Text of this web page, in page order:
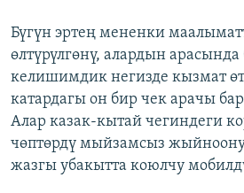
Бүгүн эртең мененки
өлтүрүлгөнү, алардын
келишимдик негизде кызмат
катардагы он бир чек арачы
Алар казак-кытай чегиндеги
чөптөрдү мыйзамсыз
жазгы убакытта коюлчу